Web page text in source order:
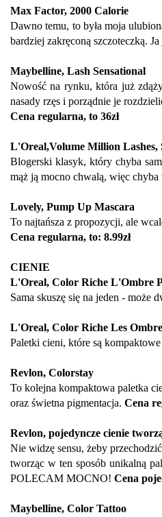
Max Factor, 2000 Calorie
Dawno temu, to była moja
bardziej zakręconą szczoteczką.
Maybelline, Lash Sensational
Nowość na rynku, która już
nasady rzęs i porządnie je
Cena regularna, to 36zł
L'Oreal,Volume Million Lashes,
Blogerski klasyk, który chyba
mąż ją mocno chwalą, więc
Lovely, Pump Up Mascara
To najtańsza z propozycji, ale
Cena regularna, to: 8.99zł
CIENIE
L'Oreal, Color Riche L'Ombre
Sama skuszę się na jeden - może
L'Oreal, Color Riche Les
Paletki cieni, które są
Revlon, Colorstay
To kolejna kompaktowa paletka
oraz świetna pigmentacja. Cena
Revlon, pojedyncze cienie
Nie widzę sensu, żeby
tworząc w ten sposób unikalną
POLECAM MOCNO! Cena
Maybelline, Color Tattoo